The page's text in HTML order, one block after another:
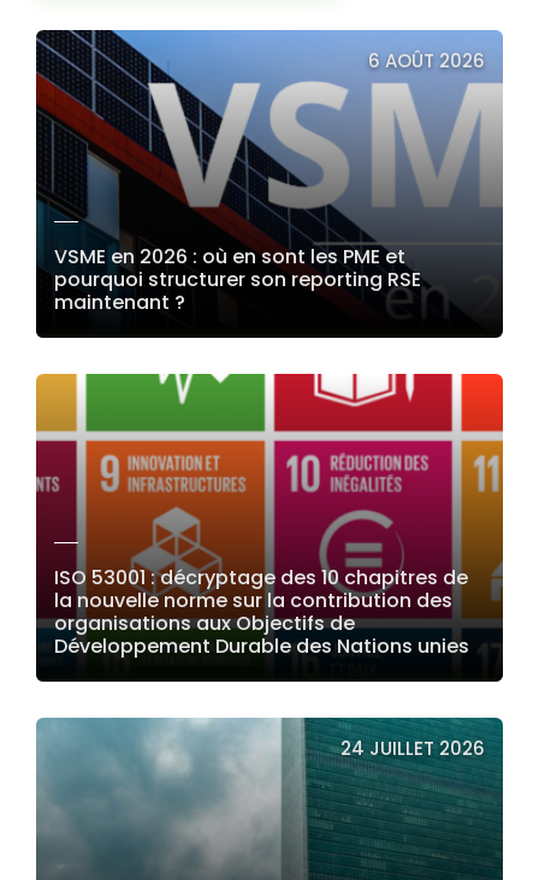
6 AOÛT 2026
VSME en 2026 : où en sont les PME et
pourquoi structurer son reporting RSE
maintenant ?
ISO 53001 : décryptage des 10 chapitres de
la nouvelle norme sur la contribution des
organisations aux Objectifs de
Développement Durable des Nations unies
24 JUILLET 2026